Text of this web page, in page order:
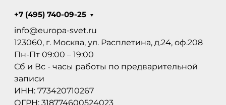
+7 (495) 740-09-25
info@europa-svet.ru
123060, г. Москва, ул. Расплетина, д.24, оф.208
Пн-Пт 09:00 – 19:00
Сб и Вс - часы работы по предварительной
записи
ИНН: 773420710267
ОГРН: 318774600524023